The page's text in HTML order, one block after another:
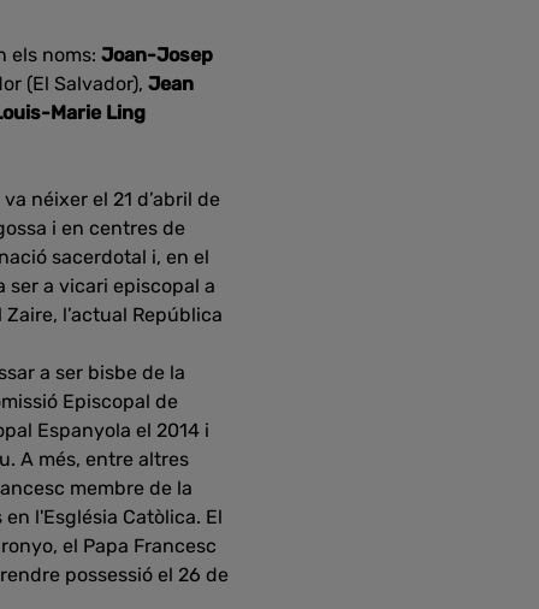
els noms: Joan-Josep
(El Salvador), Jean
Marie Ling
néixer el 21 d’abril de
i en centres de
sacerdotal i, en el
ser a vicari episcopal a
l’actual República
a ser bisbe de la
Episcopal de
Espanyola el 2014 i
A més, entre altres
membre de la
l'Església Catòlica. El
el Papa Francesc
possessió el 26 de